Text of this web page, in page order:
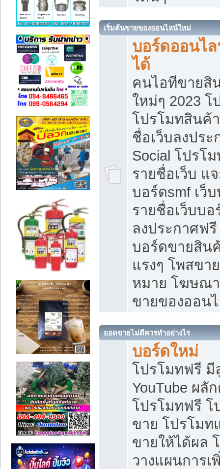
เริ่มต้นขายของออนไลน์ใหม่
บอร์ดออนไ
ได้
คนไอทีขายสิ
ใหม่ๆ 2023
โปรโมทสินค้
ชื่อเว็บลงปร
Social โปรโ
รายชื่อเว็บ แ
บอร์ดsmf เว็
รายชื่อเว็บบ
ลงประกาศฟรี
บอร์ดขายสิน
แรงๆ โพสขา
หมาย โฆษณ
ขายของออน
ยอดขายไม่ดีควรทำอย่างไร
บอร์ดใหม่
โปรโมทฟรี มี
YouTube ผลั
โปรโมทฟรี โ
ขาย โปรโมท
ขายให้ได้ผล
วางแผนการ